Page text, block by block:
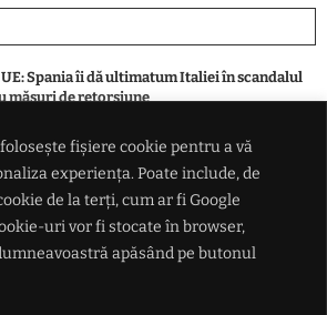
fișiere cookie pentru a vă
experiența. Poate include, de
de la terți, cum ar fi Google
uri vor fi stocate în browser,
apăsând pe butonul
Spania îi dă ultimatum Italiei în scandalul
măsuri de retorsiune
condamnare pentru conducere sub influența
pentru furt dintr-un magazin din Iași
nou contract de 80 de milioane de euro la